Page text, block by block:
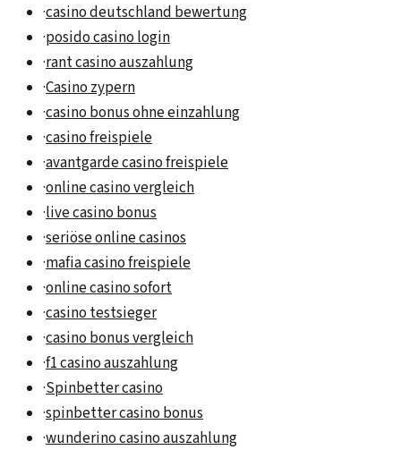
·casino deutschland bewertung
·posido casino login
·rant casino auszahlung
·Casino zypern
·casino bonus ohne einzahlung
·casino freispiele
·avantgarde casino freispiele
·online casino vergleich
·live casino bonus
·seriöse online casinos
·mafia casino freispiele
·online casino sofort
·casino testsieger
·casino bonus vergleich
·f1 casino auszahlung
·Spinbetter casino
·spinbetter casino bonus
·wunderino casino auszahlung